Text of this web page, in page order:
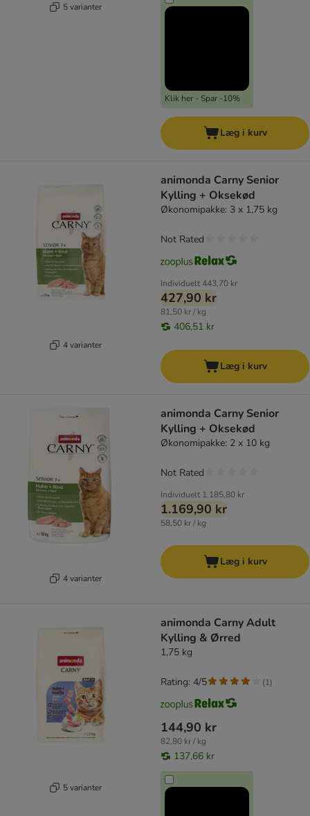
5 varianter
Klik her - Spar -10%
Læg i kurv
4 varianter
animonda Carny Senior
Kylling + Oksekød
Økonomipakke: 3 x 1,75 kg
Individuelt443,70 kr
427,90 kr
81,50 kr / kg
406,51 kr
Not Rated
Læg i kurv
4 varianter
animonda Carny Senior
Kylling + Oksekød
Økonomipakke: 2 x 10 kg
Individuelt 1.185,80 kr
1.169,90 kr
58,50 kr / kg
Not Rated
Læg i kurv
5 varianter
animonda Carny Adult
Kylling & Ørred
1,75 kg
144,90 kr
82,80 kr / kg
137,66 kr
Rating: 4/5 (1)